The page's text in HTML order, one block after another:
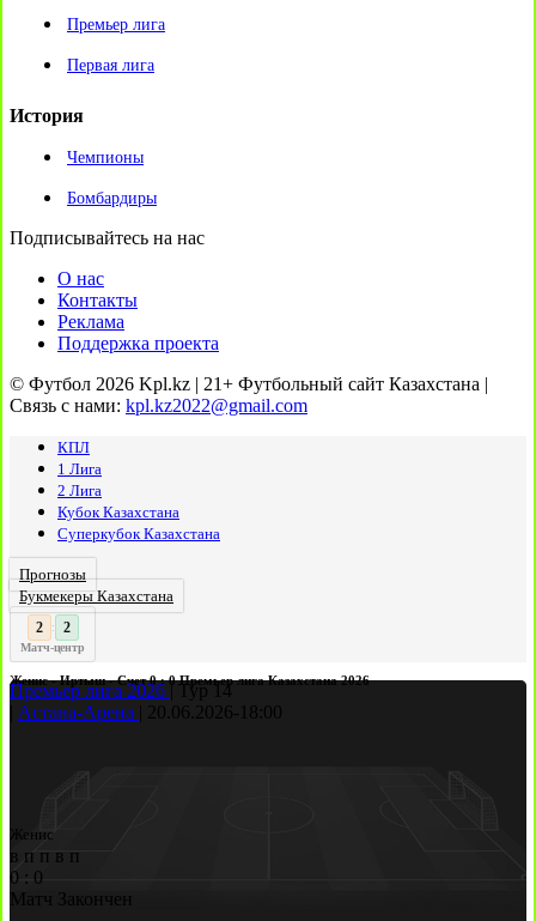
Премьер лига
Первая лига
История
Чемпионы
Бомбардиры
Подписывайтесь на нас
О нас
Контакты
Реклама
Поддержка проекта
© Футбол 2026 Kpl.kz | 21+ Футбольный сайт Казахстана |
Связь с нами: kpl.kz2022@gmail.com
КПЛ
1 Лига
2 Лига
Кубок Казахстана
Суперкубок Казахстана
Прогнозы
Букмекеры Казахстана
3 : 2
Матч-центр
Женис - Иртыш - Счет 0 : 0 Премьер лига Казахстана 2026
Премьер лига 2026 | Тур 14
Астана-Арена 20.06.2026- 18:00
Женис
в п п в п
0 : 0
Матч Закончен